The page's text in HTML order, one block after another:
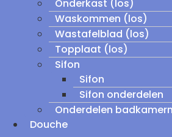
Onderkast (los)
Waskommen (los)
Wastafelblad (los)
Topplaat (los)
Sifon
Sifon
Sifon onderdelen
Onderdelen
Douche